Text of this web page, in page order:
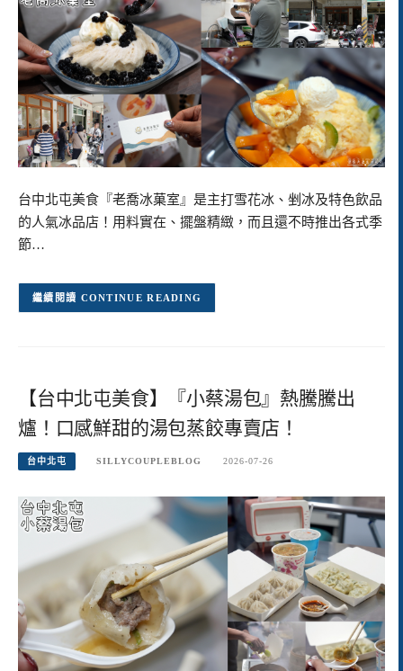
台中北屯美食『老喬冰菓室』是主打雪花冰、剉冰及特色飲品
的人氣冰品店！用料實在、擺盤精緻，而且還不時推出各式季
節…
CONTINUE READING
【台中北屯美食】『小蔡湯包』熱騰騰出
爐！口感鮮甜的湯包蒸餃專賣店！
台中北屯 SILLYCOUPLEBLOG 2026-07-26